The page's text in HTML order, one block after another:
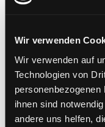
Wir verwenden
Wir verwenden auf
Technologien von
ihnen sind
andere uns helfen,
Suche nach
Mehr